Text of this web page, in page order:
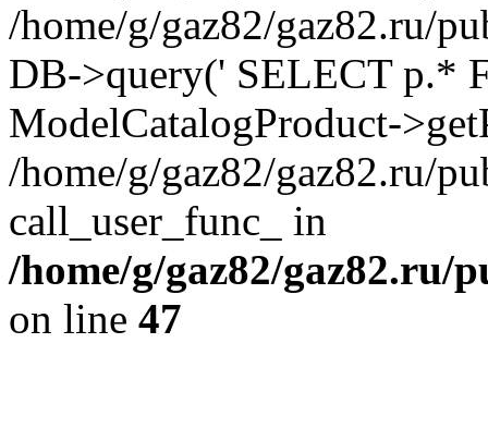
/home/g/gaz82/gaz82.ru/
DB->query(' SELECT p.*
ModelCatalogProduct-
/home/g/gaz82/gaz82.ru/
call_user_func_ in
/home/g/gaz82/
on line 47